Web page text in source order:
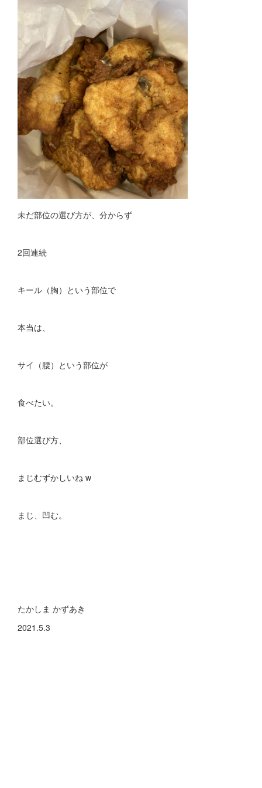
未だ部位の選び方が、分からず
2回連続
キール（胸）という部位で
本当は、
サイ（腰）という部位が
食べたい。
部位選び方、
まじむずかしいね w
まじ、凹む。
たかしま かずあき
2021.5.3